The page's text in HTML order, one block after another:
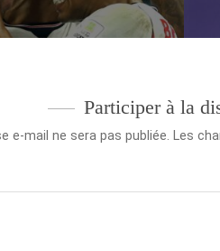
Participer à la
e-mail ne sera pas publiée. Les